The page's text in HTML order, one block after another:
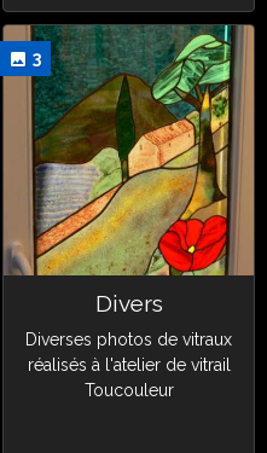
3
Divers
Diverses photos de vitraux
réalisés à l'atelier de vitrail
Toucouleur